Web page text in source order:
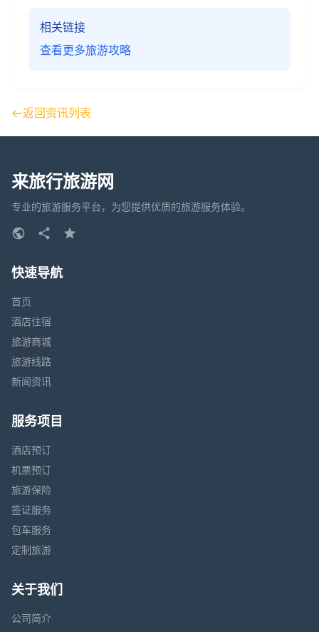
相关链接
查看更多旅游攻略
返回资讯列表
来旅行旅游网
专业的旅游服务平台，为您提供优质的旅游服务体验。
快速导航
首页
酒店住宿
旅游商城
旅游线路
新闻资讯
服务项目
酒店预订
机票预订
旅游保险
签证服务
包车服务
定制旅游
关于我们
公司简介